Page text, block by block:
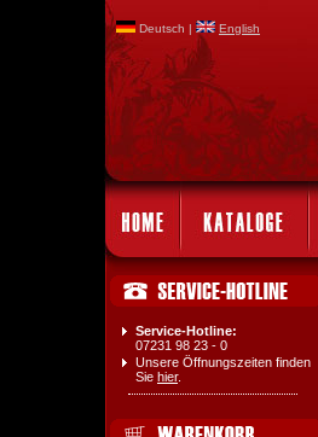
Deutsch | English
Service-Hotline:
07231 98 23 - 0
Unsere Öffnungszeiten finden
Sie hier.